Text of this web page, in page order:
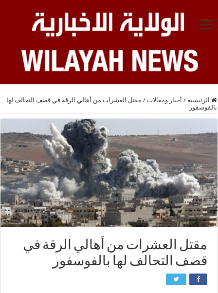
الرئيسية / أخبار ومقالات / مقتل العشرات من أهالي الرقة في قصف التحالف لها
بالفوسفور
مقتل العشرات من أهالي الرقة في
قصف التحالف لها بالفوسفور